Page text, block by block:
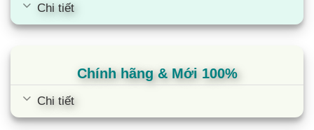
Chi tiết
Chính hãng & Mới 100%
Chi tiết